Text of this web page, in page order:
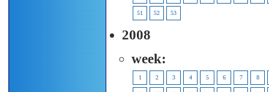
51 52 53
2008
week:
1 2 3 4 5 6 7 8